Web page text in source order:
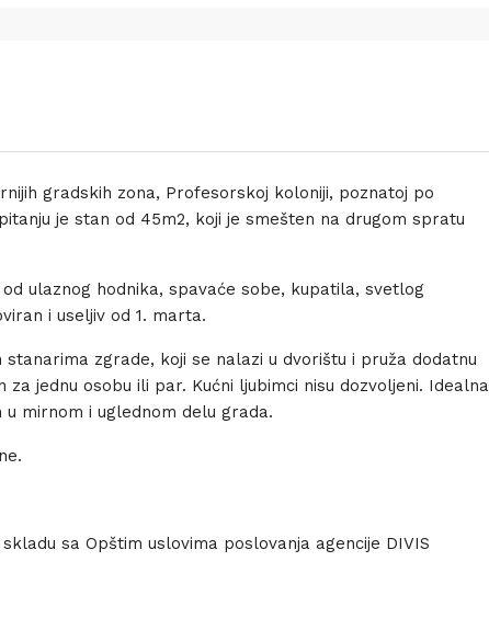
gradskih zona, Profesorskoj koloniji, poznatoj po
je stan od 45m2, koji je smešten na drugom spratu
ulaznog hodnika, spavaće sobe, kupatila, svetlog
i useljiv od 1. marta.
zgrade, koji se nalazi u dvorištu i pruža dodatnu
jednu osobu ili par. Kućni ljubimci nisu dozvoljeni. Idealna
mirnom i uglednom delu grada.
sa Opštim uslovima poslovanja agencije DIVIS